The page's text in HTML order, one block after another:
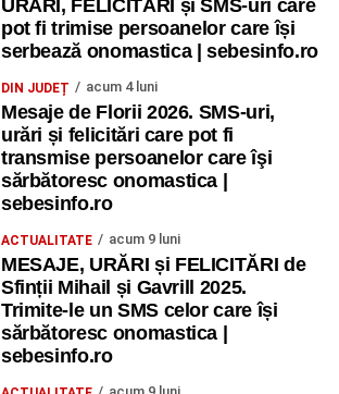
URĂRI, FELICITĂRI și SMS-uri care
pot fi trimise persoanelor care își
serbează onomastica | sebesinfo.ro
DIN JUDEȚ acum 4 luni
Mesaje de Florii 2026. SMS-uri,
urări și felicitări care pot fi
transmise persoanelor care îşi
sărbătoresc onomastica |
sebesinfo.ro
ACTUALITATE acum 9 luni
MESAJE, URĂRI și FELICITĂRI de
Sfinții Mihail și Gavrill 2025.
Trimite-le un SMS celor care își
sărbătoresc onomastica |
sebesinfo.ro